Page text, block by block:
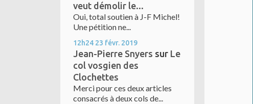
veut démolir le...
Oui, total soutien à J-F Michel!
Une pétition ne...
12h24 23 févr. 2019
Jean-Pierre Snyers sur Le
col vosgien des
Clochettes
Merci pour ces deux articles
consacrés à deux cols de...